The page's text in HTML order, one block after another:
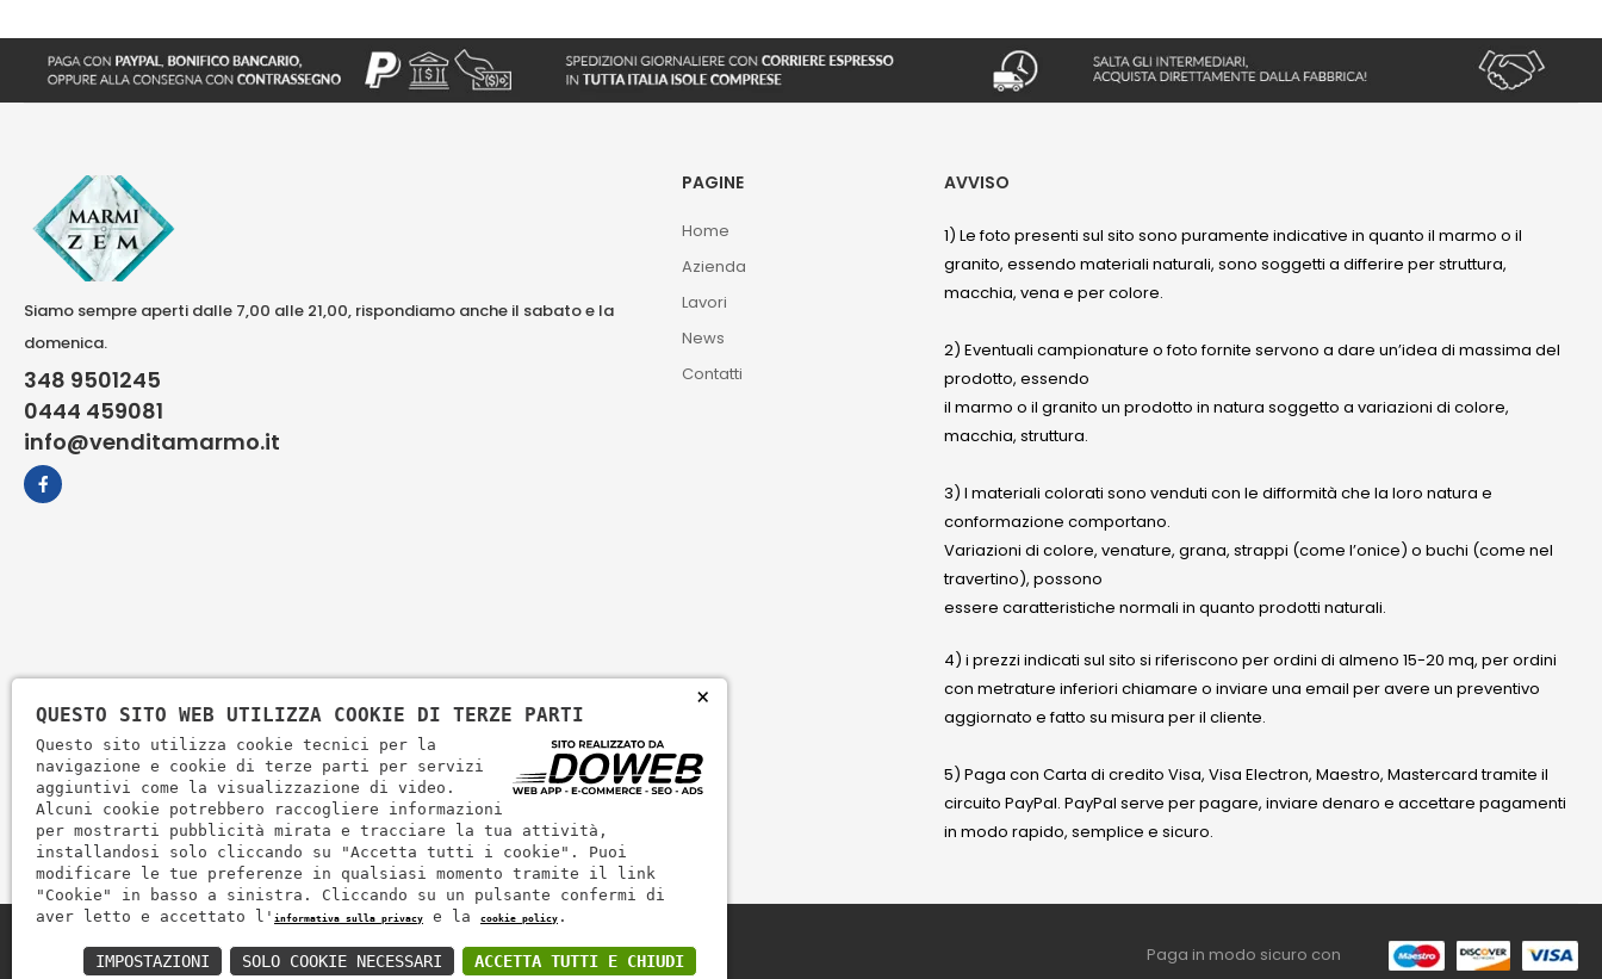
Siamo sempre aperti dalle 7,00 alle 21,00, rispondiamo anche il sabato e la
domenica.
348 9501245
0444 459081
info@venditamarmo.it
PAGINE
Home
Azienda
Lavori
News
Contatti
AVVISO
1) Le foto presenti sul sito sono puramente indicative in quanto il marmo o il
granito, essendo materiali naturali, sono soggetti a differire per struttura,
macchia, vena e per colore.
2) Eventuali campionature o foto fornite servono a dare un’idea di massima del
prodotto, essendo
il marmo o il granito un prodotto in natura soggetto a variazioni di colore,
macchia, struttura.
3) I materiali colorati sono venduti con le difformità che la loro natura e
conformazione comportano.
Variazioni di colore, venature, grana, strappi (come l’onice) o buchi (come nel
travertino), possono
essere caratteristiche normali in quanto prodotti naturali.
4) i prezzi indicati sul sito si riferiscono per ordini di almeno 15-20 mq, per ordini
con metrature inferiori chiamare o inviare una email per avere un preventivo
aggiornato e fatto su misura per il cliente.
5) Paga con Carta di credito Visa, Visa Electron, Maestro, Mastercard tramite il
circuito PayPal. PayPal serve per pagare, inviare denaro e accettare pagamenti
in modo rapido, semplice e sicuro.
Zem Marmi P.I. 03463990246 Paga in modo sicuro con
×
QUESTO SITO WEB UTILIZZA COOKIE DI TERZE PARTI
Questo sito utilizza cookie tecnici per la
navigazione e cookie di terze parti per servizi
aggiuntivi come la visualizzazione di video.
Alcuni cookie potrebbero raccogliere informazioni
per mostrarti pubblicità mirata e tracciare la tua attività,
installandosi solo cliccando su "Accetta tutti i cookie". Puoi
modificare le tue preferenze in qualsiasi momento tramite il link
"Cookie" in basso a sinistra. Cliccando su un pulsante confermi di
aver letto e accettato l' informativa sulla privacy e la cookie policy .
ACCETTA TUTTI E CHIUDI
SOLO COOKIE NECESSARI
IMPOSTAZIONI